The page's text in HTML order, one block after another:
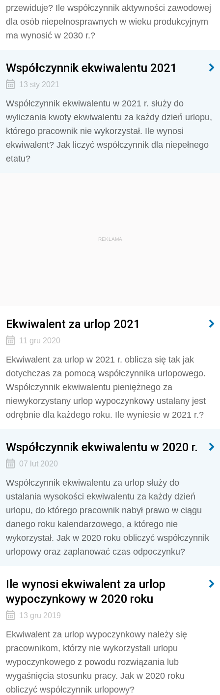
przewiduje? Ile współczynnik aktywności zawodowej
dla osób niepełnosprawnych w wieku produkcyjnym
ma wynosić w 2030 r.?
Współczynnik ekwiwalentu 2021
13 sty 2021
Współczynnik ekwiwalentu w 2021 r. służy do
wyliczania kwoty ekwiwalentu za każdy dzień urlopu,
którego pracownik nie wykorzystał. Ile wynosi
ekwiwalent? Jak liczyć współczynnik dla niepełnego
etatu?
REKLAMA
Ekwiwalent za urlop 2021
11 gru 2020
Ekwiwalent za urlop w 2021 r. oblicza się tak jak
dotychczas za pomocą współczynnika urlopowego.
Współczynnik ekwiwalentu pieniężnego za
niewykorzystany urlop wypoczynkowy ustalany jest
odrębnie dla każdego roku. Ile wyniesie w 2021 r.?
Współczynnik ekwiwalentu w 2020 r.
07 lut 2020
Współczynnik ekwiwalentu za urlop służy do
ustalania wysokości ekwiwalentu za każdy dzień
urlopu, do którego pracownik nabył prawo w ciągu
danego roku kalendarzowego, a którego nie
wykorzystał. Jak w 2020 roku obliczyć współczynnik
urlopowy oraz zaplanować czas odpoczynku?
Ile wynosi ekwiwalent za urlop
wypoczynkowy w 2020 roku
13 gru 2019
Ekwiwalent za urlop wypoczynkowy należy się
pracownikom, którzy nie wykorzystali urlopu
wypoczynkowego z powodu rozwiązania lub
wygaśnięcia stosunku pracy. Jak w 2020 roku
obliczyć współczynnik urlopowy?